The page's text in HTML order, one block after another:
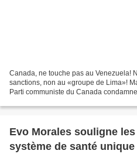
Canada, ne touche pas au Venezuela!
sanctions, non au «groupe de Lima»!
Parti communiste du Canada
Evo Morales souligne
système de santé